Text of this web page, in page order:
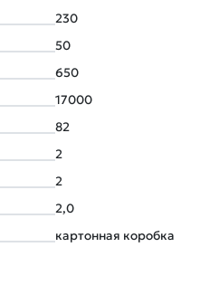
230
50
650
17000
82
2
2
2,0
картонная коробка